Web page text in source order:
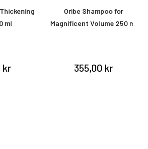
Oribe Shampoo for
Magnificent Volume 250 ml
355,00 kr